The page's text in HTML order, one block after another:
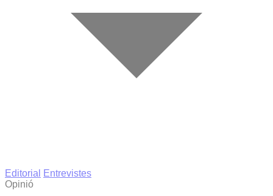
Editorial
Entrevistes
Opinió